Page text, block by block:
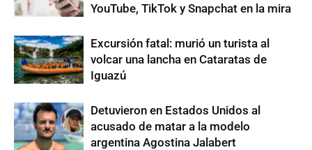
YouTube, TikTok y Snapchat en la mira
Excursión fatal: murió un turista al
volcar una lancha en Cataratas de
Iguazú
Detuvieron en Estados Unidos al
acusado de matar a la modelo
argentina Agostina Jalabert